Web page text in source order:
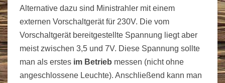
Alternative dazu sind Ministrahler mit einem
externen Vorschaltgerät für 230V. Die vom
Vorschaltgerät bereitgestellte Spannung liegt aber
meist zwischen 3,5 und 7V. Diese Spannung sollte
man als erstes im Betrieb messen (nicht ohne
angeschlossene Leuchte). Anschließend kann man